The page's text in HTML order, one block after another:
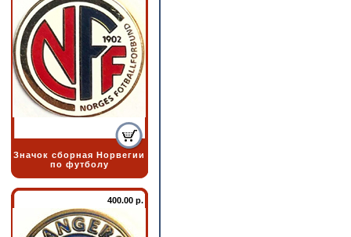
Значок сборная Норвегии
по футболу
400.00 р.